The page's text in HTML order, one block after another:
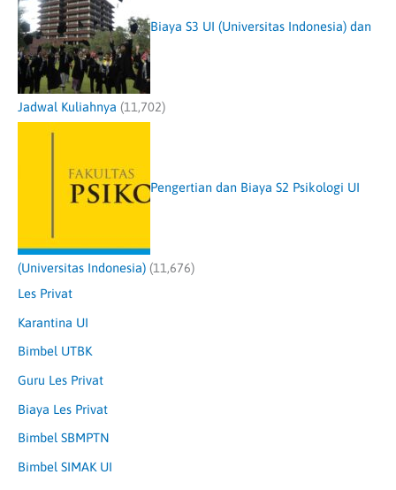
Biaya S3 UI (Universitas Indonesia) dan
Jadwal Kuliahnya (11,702)
Pengertian dan Biaya S2 Psikologi UI
(Universitas Indonesia) (11,676)
Les Privat
Karantina UI
Bimbel UTBK
Guru Les Privat
Biaya Les Privat
Bimbel SBMPTN
Bimbel SIMAK UI